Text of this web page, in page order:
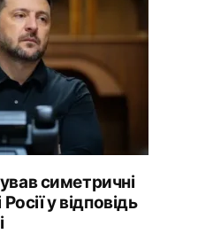
симетричні
у відповідь